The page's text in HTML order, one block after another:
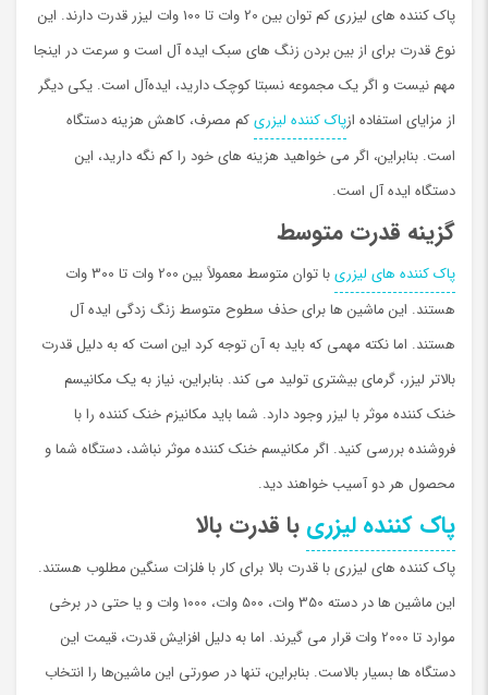
پاک کننده های لیزری کم توان بین 20 وات تا 100 وات لیزر قدرت دارند. این
نوع قدرت برای از بین بردن زنگ های سبک ایده آل است و سرعت در اینجا
مهم نیست و اگر یک مجموعه نسبتا کوچک دارید، ایده‌آل است. یکی دیگر
از مزایای استفاده ازپاک کننده لیزریکم مصرف، کاهش هزینه دستگاه
است. بنابراین، اگر می خواهید هزینه های خود را کم نگه دارید، این
دستگاه ایده آل است.
گزینه قدرت متوسط
پاک کننده های لیزری
با توان متوسط ​​معمولاً بین 200 وات تا 300 وات
هستند. این ماشین ها برای حذف سطوح متوسط ​​زنگ زدگی ایده آل
هستند. اما نکته مهمی که باید به آن توجه کرد این است که به دلیل قدرت
بالاتر لیزر، گرمای بیشتری تولید می کند. بنابراین، نیاز به یک مکانیسم
خنک کننده موثر با لیزر وجود دارد. شما باید مکانیزم خنک کننده را با
فروشنده بررسی کنید. اگر مکانیسم خنک کننده موثر نباشد، دستگاه شما و
محصول هر دو آسیب خواهند دید.
پاک کننده لیزری با قدرت بالا
پاک کننده های لیزری با قدرت بالا برای کار با فلزات سنگین مطلوب هستند.
این ماشین ها در دسته 350 وات، 500 وات، 1000 وات و یا حتی در برخی
موارد تا 2000 وات قرار می گیرند. اما به دلیل افزایش قدرت، قیمت این
دستگاه ها بسیار بالاست. بنابراین، تنها در صورتی این ماشین‌ها را انتخاب